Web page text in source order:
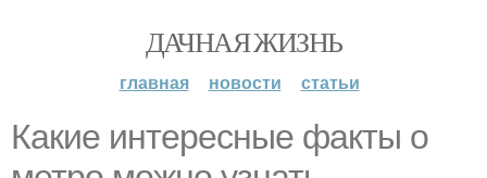
ДАЧНАЯ ЖИЗНЬ
главная новости статьи
Какие интересные факты о